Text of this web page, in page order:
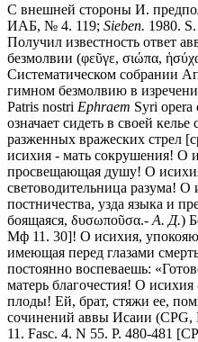
С внешней стороны И.
ИАБ, № 4. 119; Sieben. 1980.
Получил известность ответ
безмолвии (φεῦγε, σιώπα,
Систематическом собрании
гимном безмолвию в
Patris nostri Ephraem Syri opera
означает сидеть в своей
разженных вражеских стрел
исихия - мать сокрушения! О
просвещающая душу! О
световодительница разума!
постничества, узда языка и
боящаяся, δυσωποῦσα.- А. Д.)
Мф 11. 30]! О исихия,
имеющая перед глазами
постоянно воспеваешь:
матерь благочестия! О
плоды! Ей, брат, стяжи ее,
сочинений аввы Исаии (CPG,
11. Fasc. 4. N 55. P. 480-481